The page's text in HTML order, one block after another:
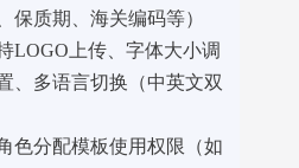
保质期、海关编码等）
LOGO上传、字体大小调
、多语言切换（中英文双
色分配模板使用权限（如